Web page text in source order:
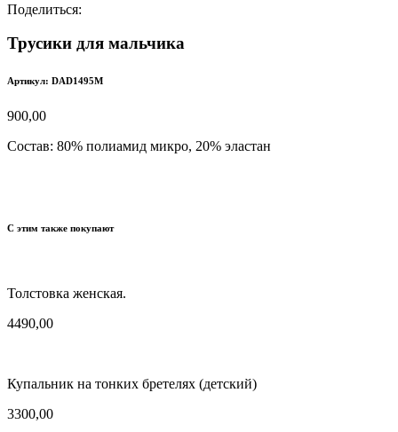
Поделиться:
Трусики для мальчика
Артикул: DAD1495M
900,00
Состав: 80% полиамид микро, 20% эластан
С этим также покупают
Толстовка женская.
4490,00
Купальник на тонких бретелях (детский)
3300,00